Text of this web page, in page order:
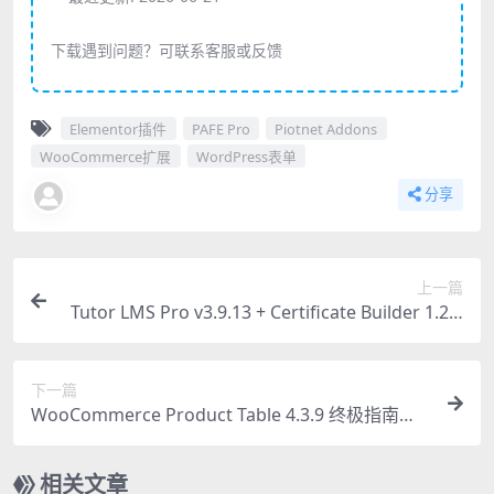
下载遇到问题？可联系客服或反馈
Elementor插件 PAFE Pro
Piotnet Addons
WooCommerce扩展
WordPress表单
分享
上一篇
Tutor LMS Pro v3.9.13 + Certificate Builder 1.2.1
下一篇
WooCommerce Product Table 4.3.9 终极指南：
相关文章